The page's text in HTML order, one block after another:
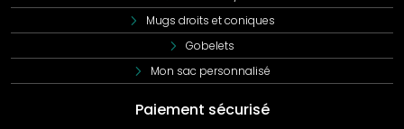
Mugs droits et coniques
Gobelets
Mon sac personnalisé
Paiement sécurisé